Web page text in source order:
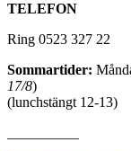
TELEFON
Ring 0523 327 22
Sommartider:
17/8)
(lunchstängt 12-13)